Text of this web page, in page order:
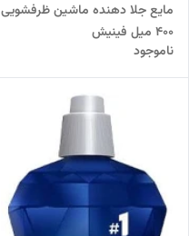
مایع جلا دهنده ماشین ظرفشویی
400 میل فینیش
ناموجود